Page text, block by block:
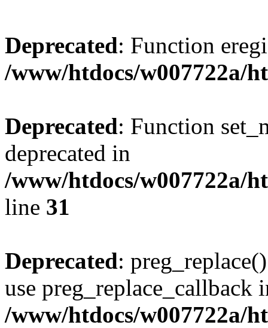
Deprecated: Function
/www/htdocs/w007722a/
Deprecated: Function
deprecated in
/www/htdocs/w007722a/
line 31
Deprecated:
use preg_replace_callback
/www/htdocs/w007722a/